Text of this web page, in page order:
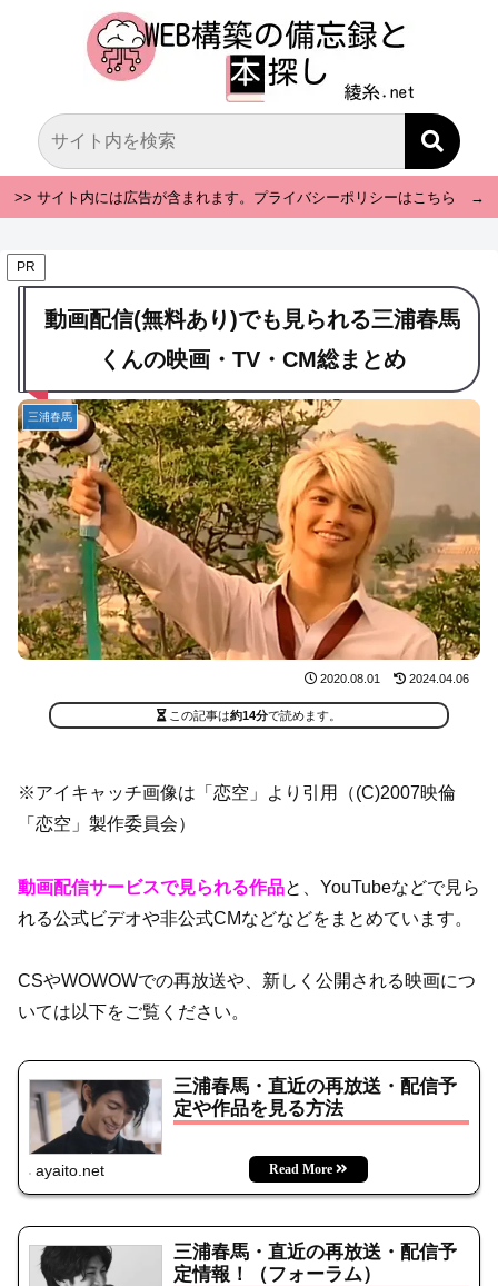
>> サイト内には広告が含まれます。プライバシーポリシーはこちら →
PR
動画配信(無料あり)でも見られる三浦春馬
くんの映画・TV・CM総まとめ
三浦春馬
2020.08.01 2024.04.06
この記事は約14分で読めます。
※アイキャッチ画像は「恋空」より引用（(C)2007映倫
「恋空」製作委員会）
動画配信サービスで見られる作品と、YouTubeなどで見ら
れる公式ビデオや非公式CMなどなどをまとめています。
CSやWOWOWでの再放送や、新しく公開される映画につ
いては以下をご覧ください。
三浦春馬・直近の再放送・配信予
定や作品を見る方法
ayaito.net
三浦春馬・直近の再放送・配信予
定情報！（フォーラム）